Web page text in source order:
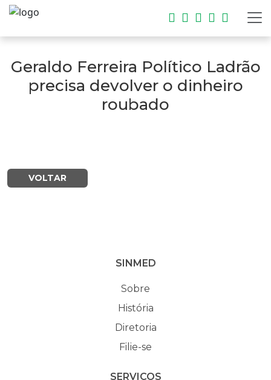
Geraldo Ferreira Político Ladrão
precisa devolver o dinheiro
roubado
VOLTAR
SINMED
Sobre
História
Diretoria
Filie-se
SERVIÇOS